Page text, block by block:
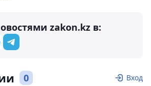
zakon.kz в:
0 Вход